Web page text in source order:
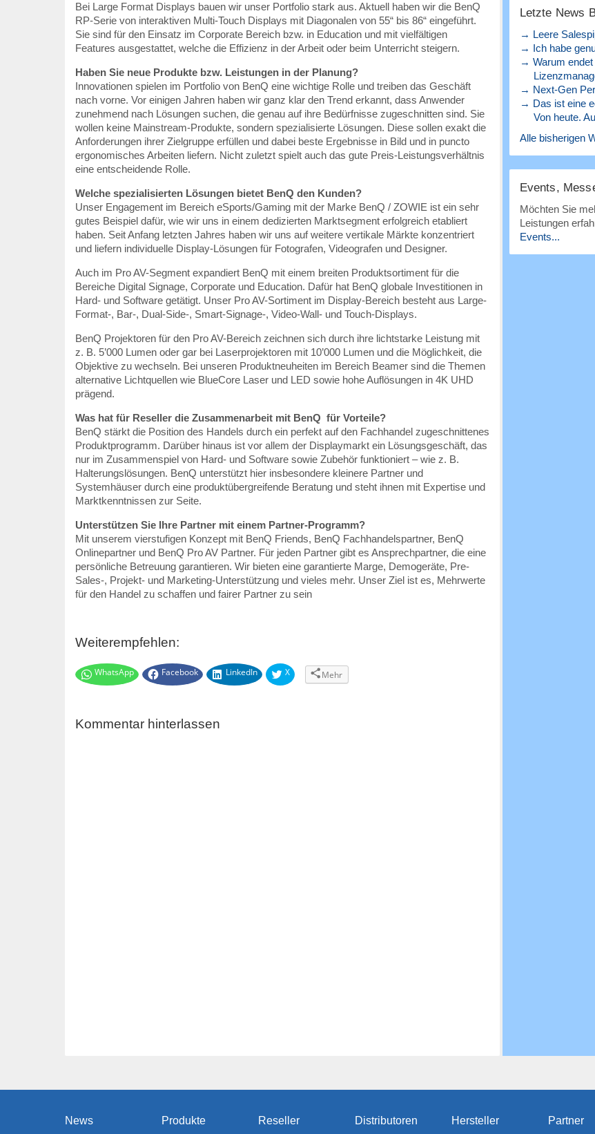
Bei Large Format Displays bauen wir unser Portfolio stark aus. Aktuell haben wir die BenQ
RP-Serie von interaktiven Multi-Touch Displays mit Diagonalen von 55“ bis 86“ eingeführt.
Sie sind für den Einsatz im Corporate Bereich bzw. in Education und mit vielfältigen
Features ausgestattet, welche die Effizienz in der Arbeit oder beim Unterricht steigern.
Haben Sie neue Produkte bzw. Leistungen in der Planung?
Innovationen spielen im Portfolio von BenQ eine wichtige Rolle und treiben das Geschäft
nach vorne. Vor einigen Jahren haben wir ganz klar den Trend erkannt, dass Anwender
zunehmend nach Lösungen suchen, die genau auf ihre Bedürfnisse zugeschnitten sind. Sie
wollen keine Mainstream-Produkte, sondern spezialisierte Lösungen. Diese sollen exakt die
Anforderungen ihrer Zielgruppe erfüllen und dabei beste Ergebnisse in Bild und in puncto
ergonomisches Arbeiten liefern. Nicht zuletzt spielt auch das gute Preis-Leistungsverhältnis
eine entscheidende Rolle.
Welche spezialisierten Lösungen bietet BenQ den Kunden?
Unser Engagement im Bereich eSports/Gaming mit der Marke BenQ / ZOWIE ist ein sehr
gutes Beispiel dafür, wie wir uns in einem dedizierten Marktsegment erfolgreich etabliert
haben. Seit Anfang letzten Jahres haben wir uns auf weitere vertikale Märkte konzentriert
und liefern individuelle Display-Lösungen für Fotografen, Videografen und Designer.
Auch im Pro AV-Segment expandiert BenQ mit einem breiten Produktsortiment für die
Bereiche Digital Signage, Corporate und Education. Dafür hat BenQ globale Investitionen in
Hard- und Software getätigt. Unser Pro AV-Sortiment im Display-Bereich besteht aus Large-
Format-, Bar-, Dual-Side-, Smart-Signage-, Video-Wall- und Touch-Displays.
BenQ Projektoren für den Pro AV-Bereich zeichnen sich durch ihre lichtstarke Leistung mit
z. B. 5’000 Lumen oder gar bei Laserprojektoren mit 10’000 Lumen und die Möglichkeit, die
Objektive zu wechseln. Bei unseren Produktneuheiten im Bereich Beamer sind die Themen
alternative Lichtquellen wie BlueCore Laser und LED sowie hohe Auflösungen in 4K UHD
prägend.
Was hat für Reseller die Zusammenarbeit mit BenQ für Vorteile?
BenQ stärkt die Position des Handels durch ein perfekt auf den Fachhandel zugeschnittenes
Produktprogramm. Darüber hinaus ist vor allem der Displaymarkt ein Lösungsgeschäft, das
nur im Zusammenspiel von Hard- und Software sowie Zubehör funktioniert – wie z. B.
Halterungslösungen. BenQ unterstützt hier insbesondere kleinere Partner und
Systemhäuser durch eine produktübergreifende Beratung und steht ihnen mit Expertise und
Marktkenntnissen zur Seite.
Unterstützen Sie Ihre Partner mit einem Partner-Programm?
Mit unserem vierstufigen Konzept mit BenQ Friends, BenQ Fachhandelspartner, BenQ
Onlinepartner und BenQ Pro AV Partner. Für jeden Partner gibt es Ansprechpartner, die eine
persönliche Betreuung garantieren. Wir bieten eine garantierte Marge, Demogeräte, Pre-
Sales-, Projekt- und Marketing-Unterstützung und vieles mehr. Unser Ziel ist es, Mehrwerte
für den Handel zu schaffen und fairer Partner zu sein
Weiterempfehlen:
WhatsApp Facebook LinkedIn X Mehr
Kommentar hinterlassen
Letzte News
→ Leere
→ Ich habe
→ Warum
→ Next-Gen
→ Das ist eine
Von heute.
Alle bisherigen
Events,
Möchten Sie
Leistungen
Events...
News Produkte Reseller Distributoren Hersteller Partner